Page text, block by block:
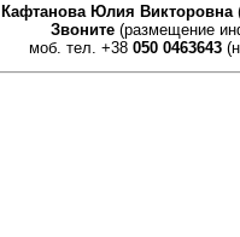
Кафтанова Юлия Викторовна
Звоните (размещение
моб. тел. +38 050 0463643